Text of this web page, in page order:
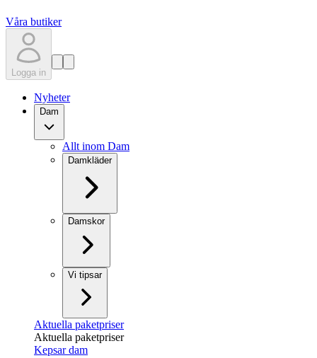
Våra butiker
Logga in
Nyheter
Dam
Allt inom Dam
Damkläder
Damskor
Vi tipsar
Aktuella paketpriser
Aktuella paketpriser
Kepsar dam